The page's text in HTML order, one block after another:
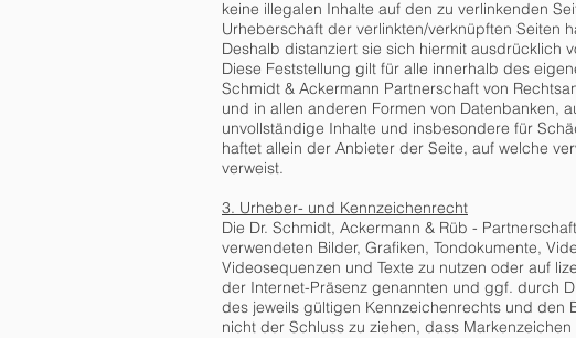
keine illegalen Inhalte auf den zu verlinkenden
Urheberschaft der verlinkten/verknüpften Seiten
Deshalb distanziert sie sich hiermit ausdrücklich
Diese Feststellung gilt für alle innerhalb des
Schmidt & Ackermann Partnerschaft von
und in allen anderen Formen von Datenbanken,
unvollständige Inhalte und insbesondere für
haftet allein der Anbieter der Seite, auf welche
verweist.
3. Urheber- und Kennzeichenrecht
Die Dr. Schmidt, Ackermann & Rüb -
verwendeten Bilder, Grafiken, Tondokumente,
Videosequenzen und Texte zu nutzen oder auf
der Internet-Präsenz genannten und ggf. durch
des jeweils gültigen Kennzeichenrechts und den
nicht der Schluss zu ziehen, dass